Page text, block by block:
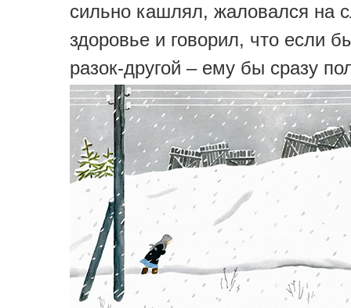
сильно кашлял, жаловался на
здоровье и говорил, что если
разок-другой – ему бы сразу